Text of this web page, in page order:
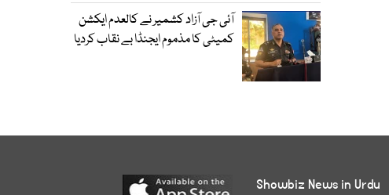
آئی جی آزاد کشمیر نے کالعدم ایکشن
کمیٹی کا مذموم ایجنڈا بے نقاب کردیا
Showbiz News in Urdu